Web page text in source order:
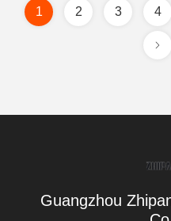
1 2 3 4
Guangzhou